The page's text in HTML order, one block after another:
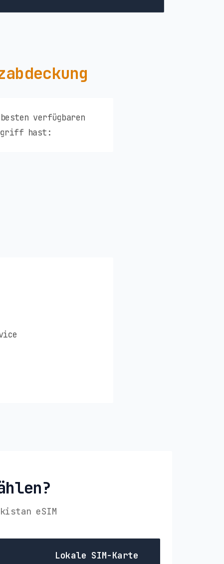
verfügbaren
hast:
eSIM
Lokale SIM-Karte